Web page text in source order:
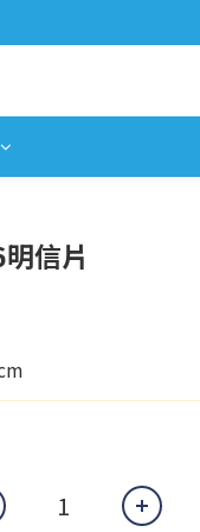
信片